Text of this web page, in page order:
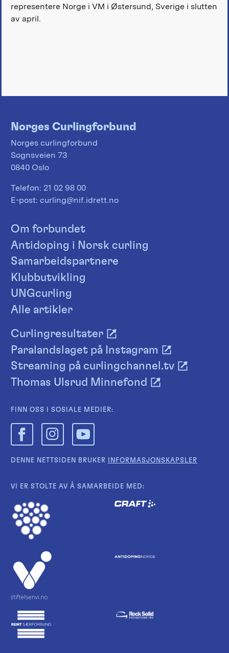
representere Norge i VM i Østersund, Sverige i slutten
av april.
Norges Curlingforbund
Norges curlingforbund
Sognsveien 73
0840 Oslo
Telefon: 21 02 98 00
E-post: curling@nif.idrett.no
Om forbundet
Antidoping i Norsk curling
Samarbeidspartnere
Klubbutvikling
UNGcurling
Alle artikler
Curlingresultater
Paralandslaget på Instagram
Streaming på curlingchannel.tv
Thomas Ulsrud Minnefond
FINN OSS I SOSIALE MEDIER:
DENNE NETTSIDEN BRUKER INFORMASJONSKAPSLER
VI ER STOLTE AV Å SAMARBEIDE MED: